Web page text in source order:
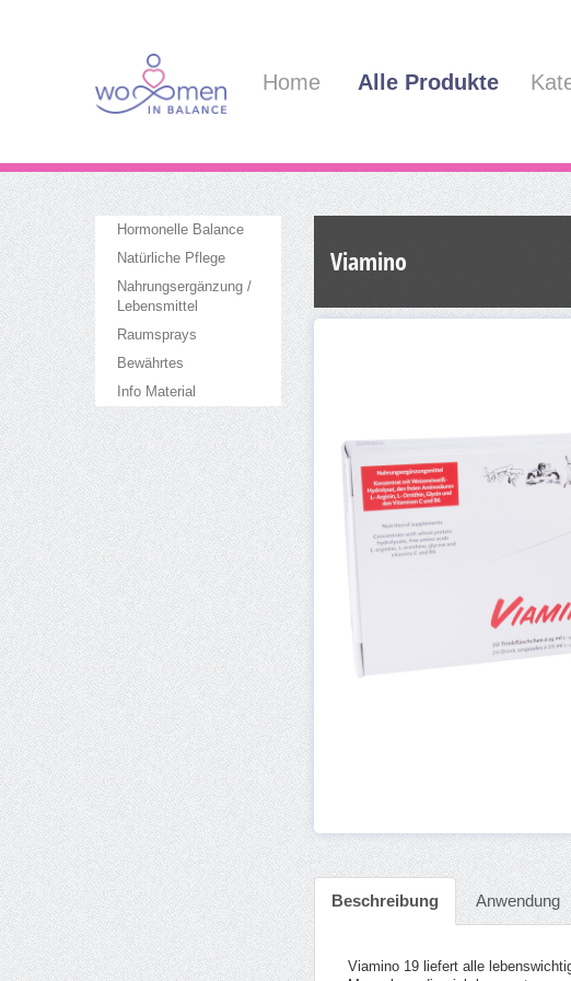
Home Alle Produkte
Hormonelle Balance
Natürliche Pflege
Nahrungsergänzung /
Lebensmittel
Raumsprays
Bewährtes
Info Material
Viamino
Beschreibung Anwendung
Viamino 19 liefert alle